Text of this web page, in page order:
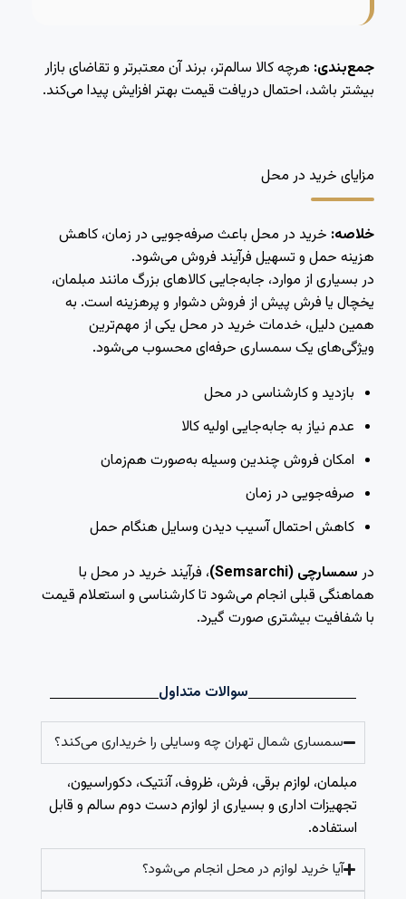
جمع‌بندی: هرچه کالا سالم‌تر، برند آن معتبرتر و تقاضای بازار
بیشتر باشد، احتمال دریافت قیمت بهتر افزایش پیدا می‌کند.
مزایای خرید در محل
خلاصه: خرید در محل باعث صرفه‌جویی در زمان، کاهش
هزینه حمل و تسهیل فرآیند فروش می‌شود.
در بسیاری از موارد، جابه‌جایی کالاهای بزرگ مانند مبلمان،
یخچال یا فرش پیش از فروش دشوار و پرهزینه است. به
همین دلیل، خدمات خرید در محل یکی از مهم‌ترین
ویژگی‌های یک سمساری حرفه‌ای محسوب می‌شود.
بازدید و کارشناسی در محل
عدم نیاز به جابه‌جایی اولیه کالا
امکان فروش چندین وسیله به‌صورت هم‌زمان
صرفه‌جویی در زمان
کاهش احتمال آسیب دیدن وسایل هنگام حمل
در سمسارچی (Semsarchi)
، فرآیند خرید در محل با
هماهنگی قبلی انجام می‌شود تا کارشناسی و استعلام قیمت
با شفافیت بیشتری صورت گیرد.
سوالات متداول
سمساری شمال تهران چه وسایلی را خریداری می‌کند؟
مبلمان، لوازم برقی، فرش، ظروف، آنتیک، دکوراسیون،
تجهیزات اداری و بسیاری از لوازم دست دوم سالم و قابل
استفاده.
آیا خرید لوازم در محل انجام می‌شود؟